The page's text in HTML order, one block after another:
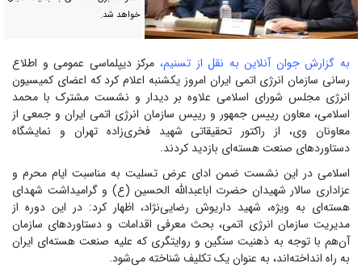
خواهد شد.
به گزارش جوان آنلاین به نقل از تسنیم، مرکز دیپلماسی عمومی و اطلاع
رسانی سازمان انرژی اتمی ایران امروز یکشنبه اعلام کرد که اعضای کمیسیون
انرژی مجلس شورای اسلامی علاوه بر دیدار و نشست مشترک با محمد
اسلامی، معاون رییس جمهور و رییس سازمان انرژی اتمی ایران و جمعی از
معاونان وی، از راکتور تحقیقاتی شهید فخری‌زاده تهران و نمایشگاه
دستاورد‌های صنعت هسته‌ای بازدید کردند.
اسلامی در این نشست ضمن ادای عرض تسلیت به مناسبت ایام محرم و
عزاداری سالار شهیدان حضرت اباعبدالله الحسین (ع) و گرامیداشت شهدای
هسته‌ای به ویژه، شهید داریوش رضایی‌نژاد، اظهار کرد: در این دوره از
مدیریت سازمان انرژی اتمی، بحث معرفی اقدامات و دستاورد‌های سازمان
آن‌هم با توجه به ذهنیت سنگین و روایتگری که علیه صنعت هسته‌ای ایران
به راه انداخته‌اند، به عنوان یک تکلیف شناخته می‌شود.